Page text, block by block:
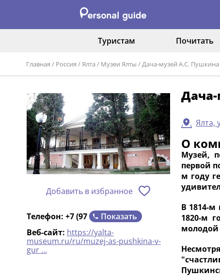
Туристам Почитать
Главная / Россия /Ялта / Музеи Ялты /Дача-музей А.С. Пушкина
Добавить в избранное
Телефон: +7 (97
Показать
Веб-сайт: https://yalta-
museum.ru/ru/muzej-as-pushkina-v-
gur …
Ялта,
О
Музей,
первой
м году
В 1814-м
1820-м